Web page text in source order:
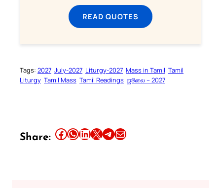
READ QUOTES
Tags: 2027 July-2027 Liturgy-2027 Mass in Tamil Tamil
Liturgy Tamil Mass Tamil Readings ஜூலை – 2027
Share: Share this article on Facebook Share this article on WhatsApp Share this article on LinkedIn Share this article on X Share this article on TelegramEmail this Article